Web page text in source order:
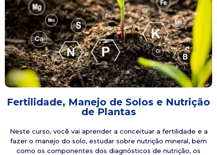
Fertilidade, Manejo de Solos e Nutrição
de Plantas
Neste curso, você vai aprender a conceituar a fertilidade e a
fazer o manejo do solo, estudar sobre nutrição mineral, bem
como os componentes dos diagnósticos de nutrição, os